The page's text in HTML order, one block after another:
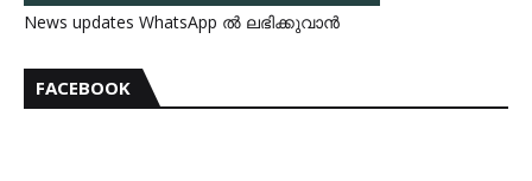
News updates WhatsApp ൽ ലഭിക്കുവാൻ
FACEBOOK